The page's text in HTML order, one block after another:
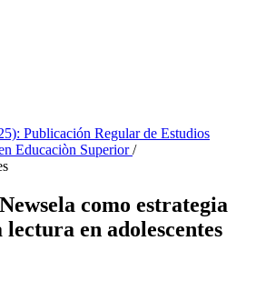
Publicación Regular de Estudios
Educaciòn Superior/
como estrategia
en adolescentes